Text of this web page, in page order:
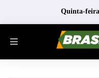
Quinta-